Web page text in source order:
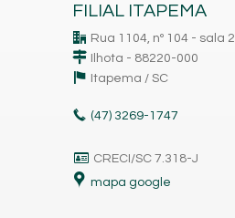
FILIAL ITAPEMA
Rua 1104, nº 104 - sala 2
Ilhota - 88220-000
Itapema / SC
(47) 3269-1747
CRECI/SC 7.318-J
mapa google